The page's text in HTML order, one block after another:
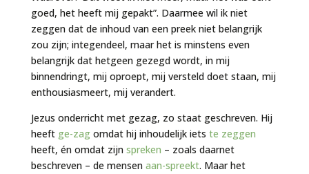
goed, het heeft mij gepakt”. Daarmee wil ik niet
zeggen dat de inhoud van een preek niet belangrijk
zou zijn; integendeel, maar het is minstens even
belangrijk dat hetgeen gezegd wordt, in mij
binnendringt, mij oproept, mij versteld doet staan, mij
enthousiasmeert, mij verandert.
Jezus onderricht met gezag, zo staat geschreven. Hij
heeft ge-zagomdat hij inhoudelijk iets te zeggen
heeft, én omdat zijn spreken – zoals daarnet
beschreven – de mensen aan-spreekt. Maar het